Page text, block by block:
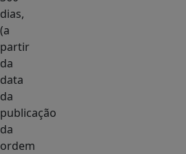
dias,
(a
partir
da
data
da
publicação
da
ordem